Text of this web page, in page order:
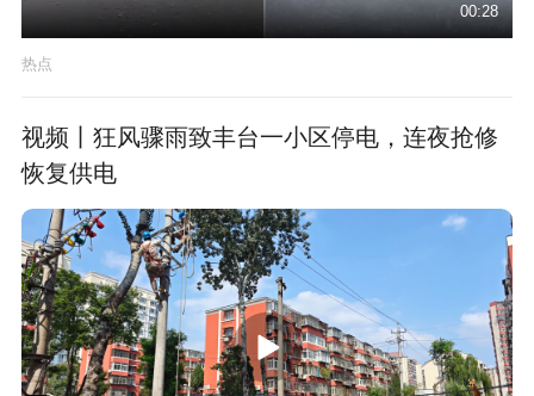
00:28
热点
视频丨狂风骤雨致丰台一小区停电，连夜抢修
恢复供电